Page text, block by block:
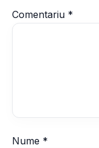
Comentariu *
Nume *